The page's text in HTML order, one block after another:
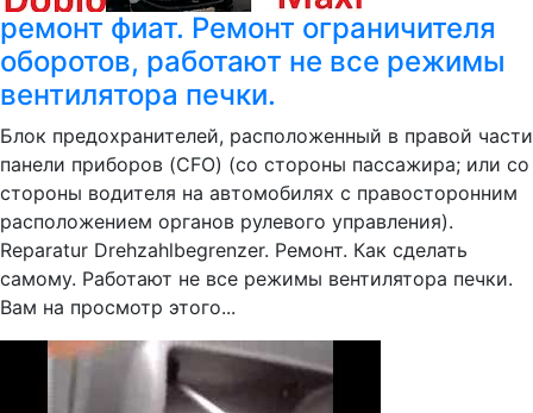
ремонт фиат. Ремонт ограничителя
оборотов, работают не все режимы
вентилятора печки.
Блок предохранителей, расположенный в правой части
панели приборов (CFO) (со стороны пассажира; или со
стороны водителя на автомобилях с правосторонним
расположением органов рулевого управления).
Reparatur Drehzahlbegrenzer. Ремонт. Как сделать
самому. Работают не все режимы вентилятора печки.
Вам на просмотр этого...